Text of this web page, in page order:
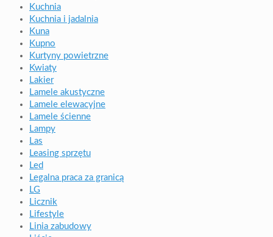
Kuchnia
Kuchnia i jadalnia
Kuna
Kupno
Kurtyny powietrzne
Kwiaty
Lakier
Lamele akustyczne
Lamele elewacyjne
Lamele ścienne
Lampy
Las
Leasing sprzętu
Led
Legalna praca za granicą
LG
Licznik
Lifestyle
Linia zabudowy